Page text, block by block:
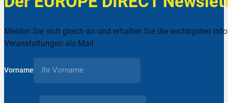
Melden Sie sich gleich an und erhalten Sie die wichtigsten
Veranstaltungen als Mail
Vorname